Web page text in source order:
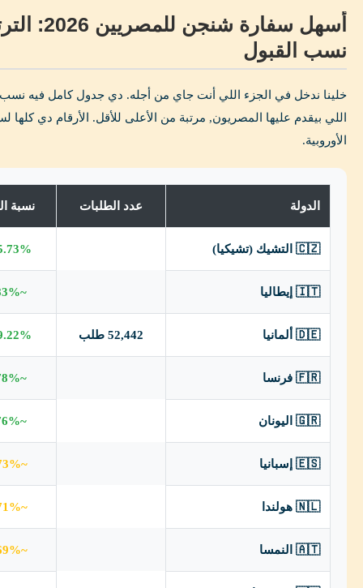
أسهل
نسب القبول
خلينا ندخل في الجزء اللي أنت جاي من أجله. دي جدول كامل فيه
الأوروبية.
الدولة عدد الطلبات نسبة
🇨🇿 التشيك (تشيكيا) ✅
🇮🇹 إيطاليا ~83% ✅
🇩🇪 ألمانيا 52,442 طلب ✅
🇫🇷 فرنسا ~78% ✅
🇬🇷 اليونان ~76% ✅
🇪🇸 إسبانيا ~73% ⚠️
🇳🇱 هولندا ~71% ⚠️
🇦🇹 النمسا ~69% ⚠️